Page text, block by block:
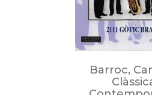
Barroc,